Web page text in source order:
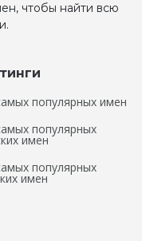
чтобы найти всю
популярных имен
популярных
имен
популярных
имен